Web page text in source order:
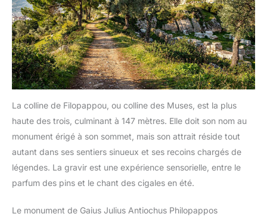
La colline de Filopappou, ou colline des Muses, est la plus
haute des trois, culminant à 147 mètres. Elle doit son nom au
monument érigé à son sommet, mais son attrait réside tout
autant dans ses sentiers sinueux et ses recoins chargés de
légendes. La gravir est une expérience sensorielle, entre le
parfum des pins et le chant des cigales en été.
Le monument de Gaius Julius Antiochus Philopappos